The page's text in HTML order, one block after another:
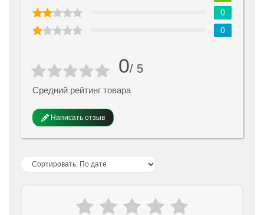
0/ 5
Средний рейтинг товара
Написать отзыв
0
0